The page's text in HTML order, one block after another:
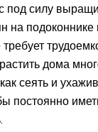
под силу
на подоконнике
дома
сеять и
постоянно